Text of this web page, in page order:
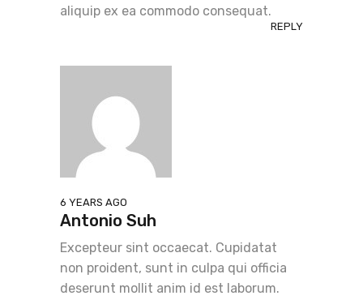
aliquip ex ea commodo consequat.
REPLY
6 YEARS AGO
Antonio Suh
Excepteur sint occaecat. Cupidatat
non proident, sunt in culpa qui officia
deserunt mollit anim id est laborum.